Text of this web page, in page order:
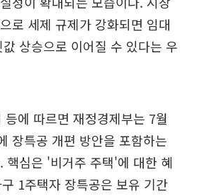
로 세제 규제가 강화되면 임대
상승으로 이어질 수 있다는 우
에 따르면 재정경제부는 7월
장특공 개편 방안을 포함하는
핵심은 '비거주 주택'에 대한 혜
1주택자 장특공은 보유 기간